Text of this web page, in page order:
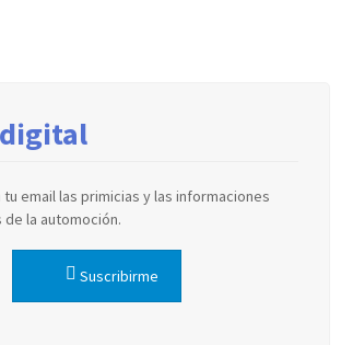
email las primicias y las informaciones
la automoción.
Suscribirme